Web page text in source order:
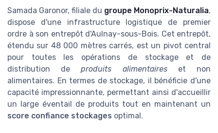
Samada Garonor, filiale du groupe Monoprix-Naturalia,
dispose d'une infrastructure logistique de premier
ordre à son entrepôt d'Aulnay-sous-Bois. Cet entrepôt,
étendu sur 48 000 mètres carrés, est un pivot central
pour toutes les opérations de stockage et de
distribution deproduits alimentaireset non
alimentaires. En termes de stockage, il bénéficie d'une
capacité impressionnante, permettant ainsi d'accueillir
un large éventail de produits tout en maintenant un
score confiance stockages optimal.